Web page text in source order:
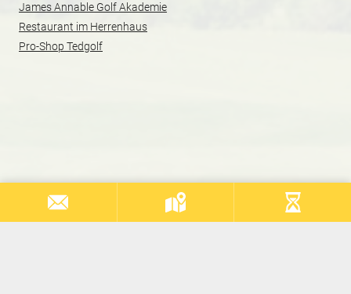
James Annable Golf Akademie
Restaurant im Herrenhaus
Pro-Shop Tedgolf